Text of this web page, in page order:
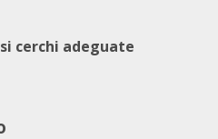
cerchi adeguate